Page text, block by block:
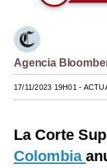
Estilos
Mundo
EEUU
España
Agencia
17/11/2023 19H01 -
La Corte
Colombia